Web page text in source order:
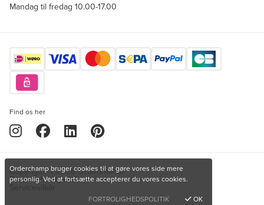
Mandag til fredag 10.00-17.00
Find os her
Copyright © 2026 Orderchamp
Fortrolighedspolitik
Orderchamp bruger cookies til at gøre vores side mere
personlig. Ved at fortsætte accepterer du vores cookies.
FORTROLIGHEDSPOLITIK
OK